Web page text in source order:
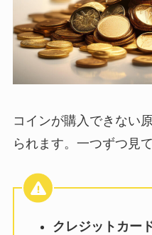
コインが購入できない
られます。一つずつ見
クレジットカー